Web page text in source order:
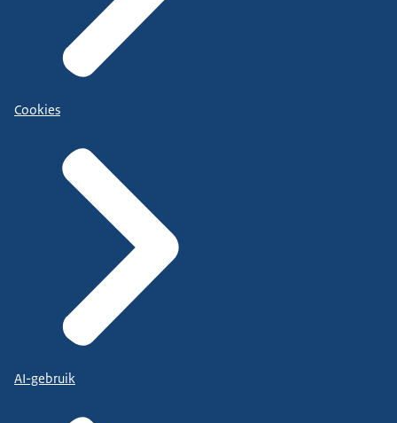
Cookies
AI-gebruik